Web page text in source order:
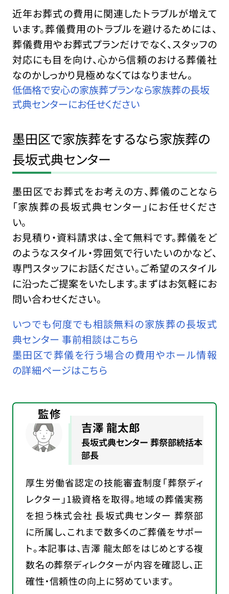
近年お葬式の費用に関連したトラブルが増えて
います。葬儀費用のトラブルを避けるためには、
葬儀費用やお葬式プランだけでなく、スタッフの
対応にも目を向け、心から信頼のおける葬儀社
なのかしっかり見極めなくてはなりません。
低価格で安心の家族葬プランなら家族葬の長坂
式典センターにお任せください
墨田区で家族葬をするなら家族葬の
長坂式典センター
墨田区でお葬式をお考えの方、葬儀のことなら
「家族葬の長坂式典センター」にお任せくださ
い。
お見積り・資料請求は、全て無料です。葬儀をど
のようなスタイル・雰囲気で行いたいのかなど、
専門スタッフにお話ください。ご希望のスタイル
に沿ったご提案をいたします。まずはお気軽にお
問い合わせください。
いつでも何度でも相談無料の家族葬の長坂式
典センター 事前相談はこちら
墨田区で葬儀を行う場合の費用やホール情報
の詳細ページはこちら
監修
吉澤 龍太郎
長坂式典センター 葬祭部統括本
部長
厚生労働省認定の技能審査制度「葬祭ディ
レクター」1級資格を取得。地域の葬儀実務
を担う株式会社 長坂式典センター 葬祭部
に所属し、これまで数多くのご葬儀をサポー
ト。本記事は、吉澤 龍太郎をはじめとする複
数名の葬祭ディレクターが内容を確認し、正
確性・信頼性の向上に努めています。